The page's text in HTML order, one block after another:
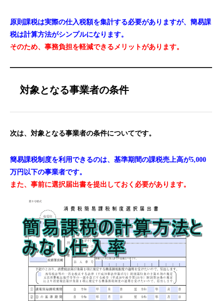
原則課税は実際の仕入税額を集計する必要がありますが、簡易課
税は計算方法がシンプルになります。
そのため、事務負担を軽減できるメリットがあります。
対象となる事業者の条件
次は、対象となる事業者の条件についてです。
簡易課税制度を利用できるのは、基準期間の課税売上高が5,000
万円以下の事業者です。
また、事前に選択届出書を提出しておく必要があります。